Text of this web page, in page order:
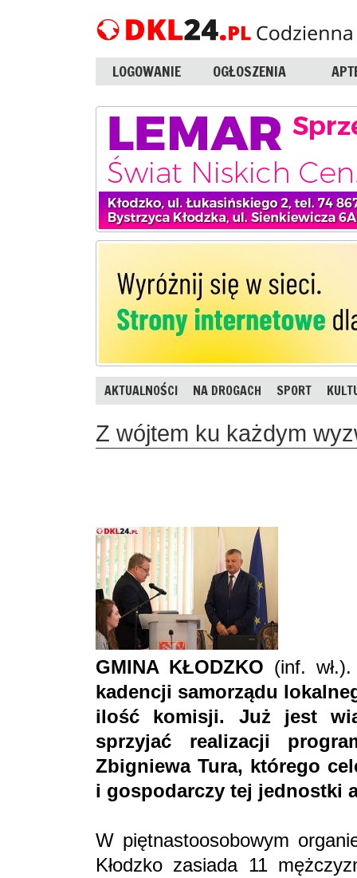
LOGOWANIE OGŁOSZENIA
AKTUALNOŚCI NA DROGACH SPORT
Z wójtem ku każdym
GMINA KŁODZKO (inf.
kadencji samorządu
ilość komisji. Już jest
sprzyjać realizacji
Zbigniewa Tura, którego
i gospodarczy tej jednostki
W piętnastoosobowym
Kłodzko zasiada 11